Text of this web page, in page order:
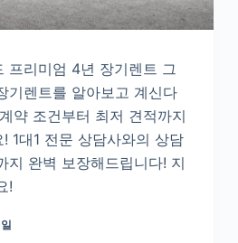
프리미엄 4년 장기렌트 그
기렌트를 알아보고 계신다
약 조건부터 최저 견적까지
1대1 전문 상담사와의 상담
지 완벽 보장해드립니다! 지
!